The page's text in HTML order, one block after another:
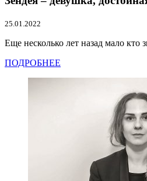
25.01.2022
Еще несколько лет назад мало кто
ПОДРОБНЕЕ